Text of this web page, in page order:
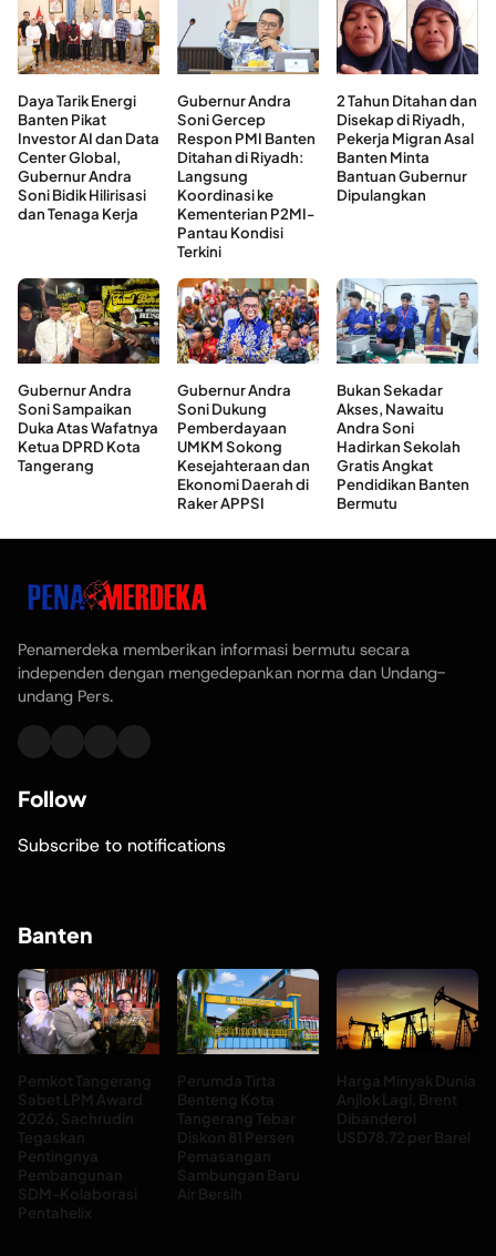
Daya Tarik Energi
Banten Pikat
Investor AI dan Data
Center Global,
Gubernur Andra
Soni Bidik Hilirisasi
dan Tenaga Kerja
Gubernur Andra
Soni Gercep
Respon PMI Banten
Ditahan di Riyadh:
Langsung
Koordinasi ke
Kementerian P2MI-
Pantau Kondisi
Terkini
2 Tahun Ditahan dan
Disekap di Riyadh,
Pekerja Migran Asal
Banten Minta
Bantuan Gubernur
Dipulangkan
Gubernur Andra
Soni Sampaikan
Duka Atas Wafatnya
Ketua DPRD Kota
Tangerang
Gubernur Andra
Soni Dukung
Pemberdayaan
UMKM Sokong
Kesejahteraan dan
Ekonomi Daerah di
Raker APPSI
Bukan Sekadar
Akses, Nawaitu
Andra Soni
Hadirkan Sekolah
Gratis Angkat
Pendidikan Banten
Bermutu
Penamerdeka memberikan informasi bermutu secara
independen dengan mengedepankan norma dan Undang-
undang Pers.
Follow
Subscribe to notifications
Banten
Pemkot Tangerang
Sabet LPM Award
2026, Sachrudin
Tegaskan
Pentingnya
Pembangunan
SDM-Kolaborasi
Pentahelix
Perumda Tirta
Benteng Kota
Tangerang Tebar
Diskon 81 Persen
Pemasangan
Sambungan Baru
Air Bersih
Harga Minyak Dunia
Anjlok Lagi, Brent
Dibanderol
USD78,72 per Barel